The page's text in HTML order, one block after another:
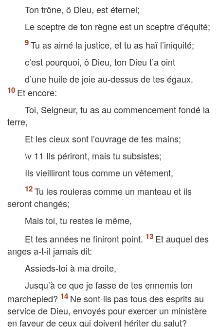
Ton trône, ô Dieu, est éternel;
Le sceptre de ton règne est un sceptre d’équité;
Tu as aimé la justice, et tu as haï l’iniquité;
c’est pourquoi, ô Dieu, ton Dieu t’a oint
d’une huile de joie au-dessus de tes égaux.
Et encore:
Toi, Seigneur, tu as au commencement fondé la
terre,
Et les cieux sont l’ouvrage de tes mains;
\v 11 Ils périront, mais tu subsistes;
Ils vieilliront tous comme un vêtement,
Tu les rouleras comme un manteau et ils
seront changés;
Mais toi, tu restes le même,
Et tes années ne finiront point.
Et auquel des
anges a-t-il jamais dit:
Assieds-toi à ma droite,
Jusqu’à ce que je fasse de tes ennemis ton
marchepied?
Ne sont-ils pas tous des esprits au
service de Dieu, envoyés pour exercer un ministère
en faveur de ceux qui doivent hériter du salut?